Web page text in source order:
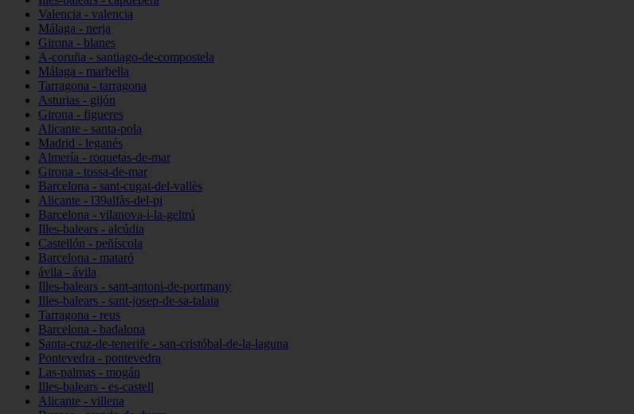
Valencia - valencia
Málaga - nerja
Girona - blanes
A-coruña - santiago-de-compostela
Málaga - marbella
Tarragona - tarragona
Asturias - gijón
Girona - figueres
Alicante - santa-pola
Madrid - leganés
Almería - roquetas-de-mar
Girona - tossa-de-mar
Barcelona - sant-cugat-del-vallès
Alicante - l39alfàs-del-pi
Barcelona - vilanova-i-la-geltrú
Illes-balears - alcúdia
Castellón - peñíscola
Barcelona - mataró
ávila - ávila
Illes-balears - sant-antoni-de-portmany
Illes-balears - sant-josep-de-sa-talaia
Tarragona - reus
Barcelona - badalona
Santa-cruz-de-tenerife - san-cristóbal-de-la-laguna
Pontevedra - pontevedra
Las-palmas - mogán
Illes-balears - es-castell
Alicante - villena